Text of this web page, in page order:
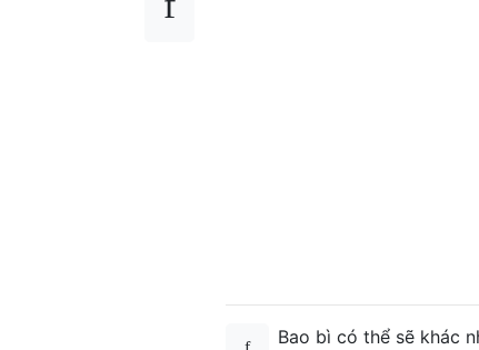
Bao bì có thể sẽ khác